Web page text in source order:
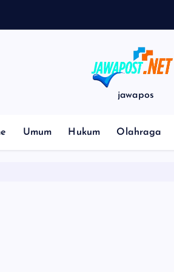
jawapos
Umum Hukum Olahraga